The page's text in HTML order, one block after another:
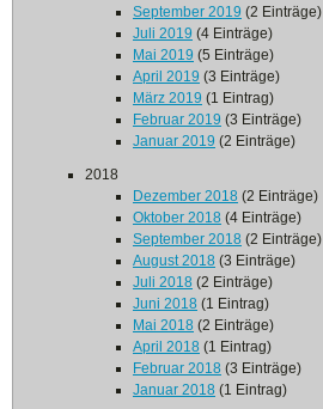
September 2019 (2 Einträge)
Juli 2019 (4 Einträge)
Mai 2019 (5 Einträge)
April 2019 (3 Einträge)
März 2019 (1 Eintrag)
Februar 2019 (3 Einträge)
Januar 2019 (2 Einträge)
2018
Dezember 2018 (2 Einträge)
Oktober 2018 (4 Einträge)
September 2018 (2 Einträge)
August 2018 (3 Einträge)
Juli 2018 (2 Einträge)
Juni 2018 (1 Eintrag)
Mai 2018 (2 Einträge)
April 2018 (1 Eintrag)
Februar 2018 (3 Einträge)
Januar 2018 (1 Eintrag)